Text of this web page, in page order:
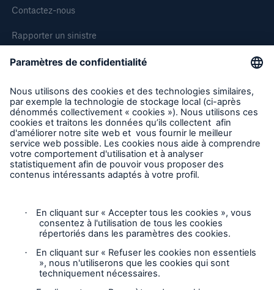
Contactez-nous
Rapporter un sinistre
Demande de soumission d'assurance - Bris des équipments
Demander une inspection
Suivre HSB Canada
Vie privée
Mentions légales